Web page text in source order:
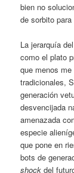
bien no
de sorbito
La jerarquía
como el plato
que menos
tradicionales,
generación
desvencijada
amenazada
especie
que pone en
bots de
shock del